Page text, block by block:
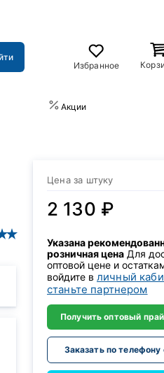
Избранное
Акции
Цена за штуку
2 130 ₽
Указана
розничная цена Для
оптовой цене и
войдите в личный
станьте партнером
Получить оптовый
Заказать по телефону